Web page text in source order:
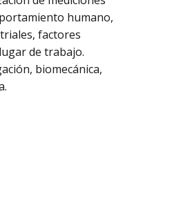
humano,
factores
de trabajo.
biomecánica,